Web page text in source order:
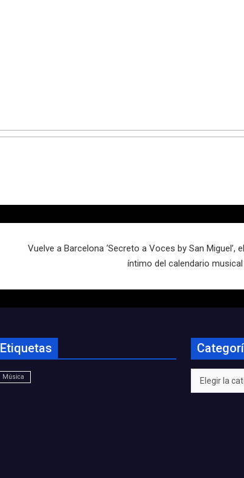
Vuelve a Barcelona ‘Secreto a Voces by San
íntimo del calendario
Etiquetas
Música Categorías